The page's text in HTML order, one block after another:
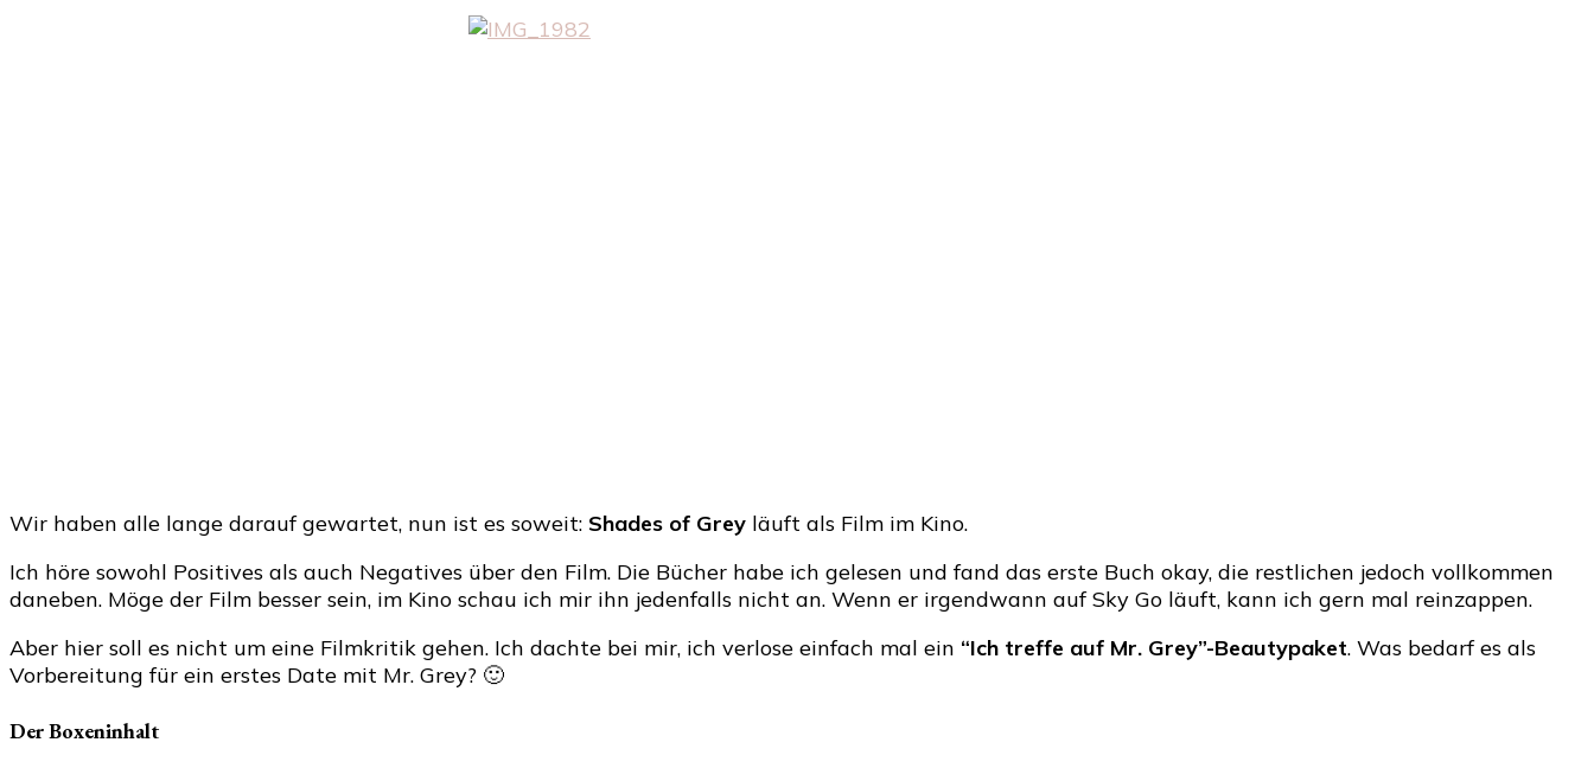
Wir haben alle lange darauf gewartet, nun ist es soweit: Shades of Grey läuft als Film im Kino.
Ich höre sowohl Positives als auch Negatives über den Film. Die Bücher habe ich gelesen und fand das erste Buch okay, die restlichen jedoch vollkommen
daneben. Möge der Film besser sein, im Kino schau ich mir ihn jedenfalls nicht an. Wenn er irgendwann auf Sky Go läuft, kann ich gern mal reinzappen.
Aber hier soll es nicht um eine Filmkritik gehen. Ich dachte bei mir, ich verlose einfach mal ein “Ich treffe auf Mr. Grey”-Beautypaket. Was bedarf es als
Vorbereitung für ein erstes Date mit Mr. Grey? 🙂
Der Boxeninhalt